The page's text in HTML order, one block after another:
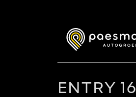
ENTRY